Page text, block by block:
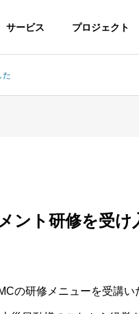
サービス プロジェクト
た
ント研修を受け
の研修メニューを受講